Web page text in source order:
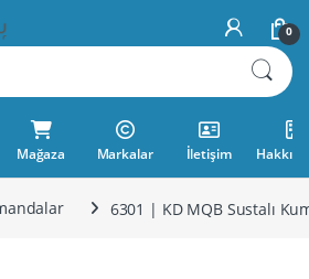
0
Mağaza Markalar İletişim
6301 | KD MQB Sustalı